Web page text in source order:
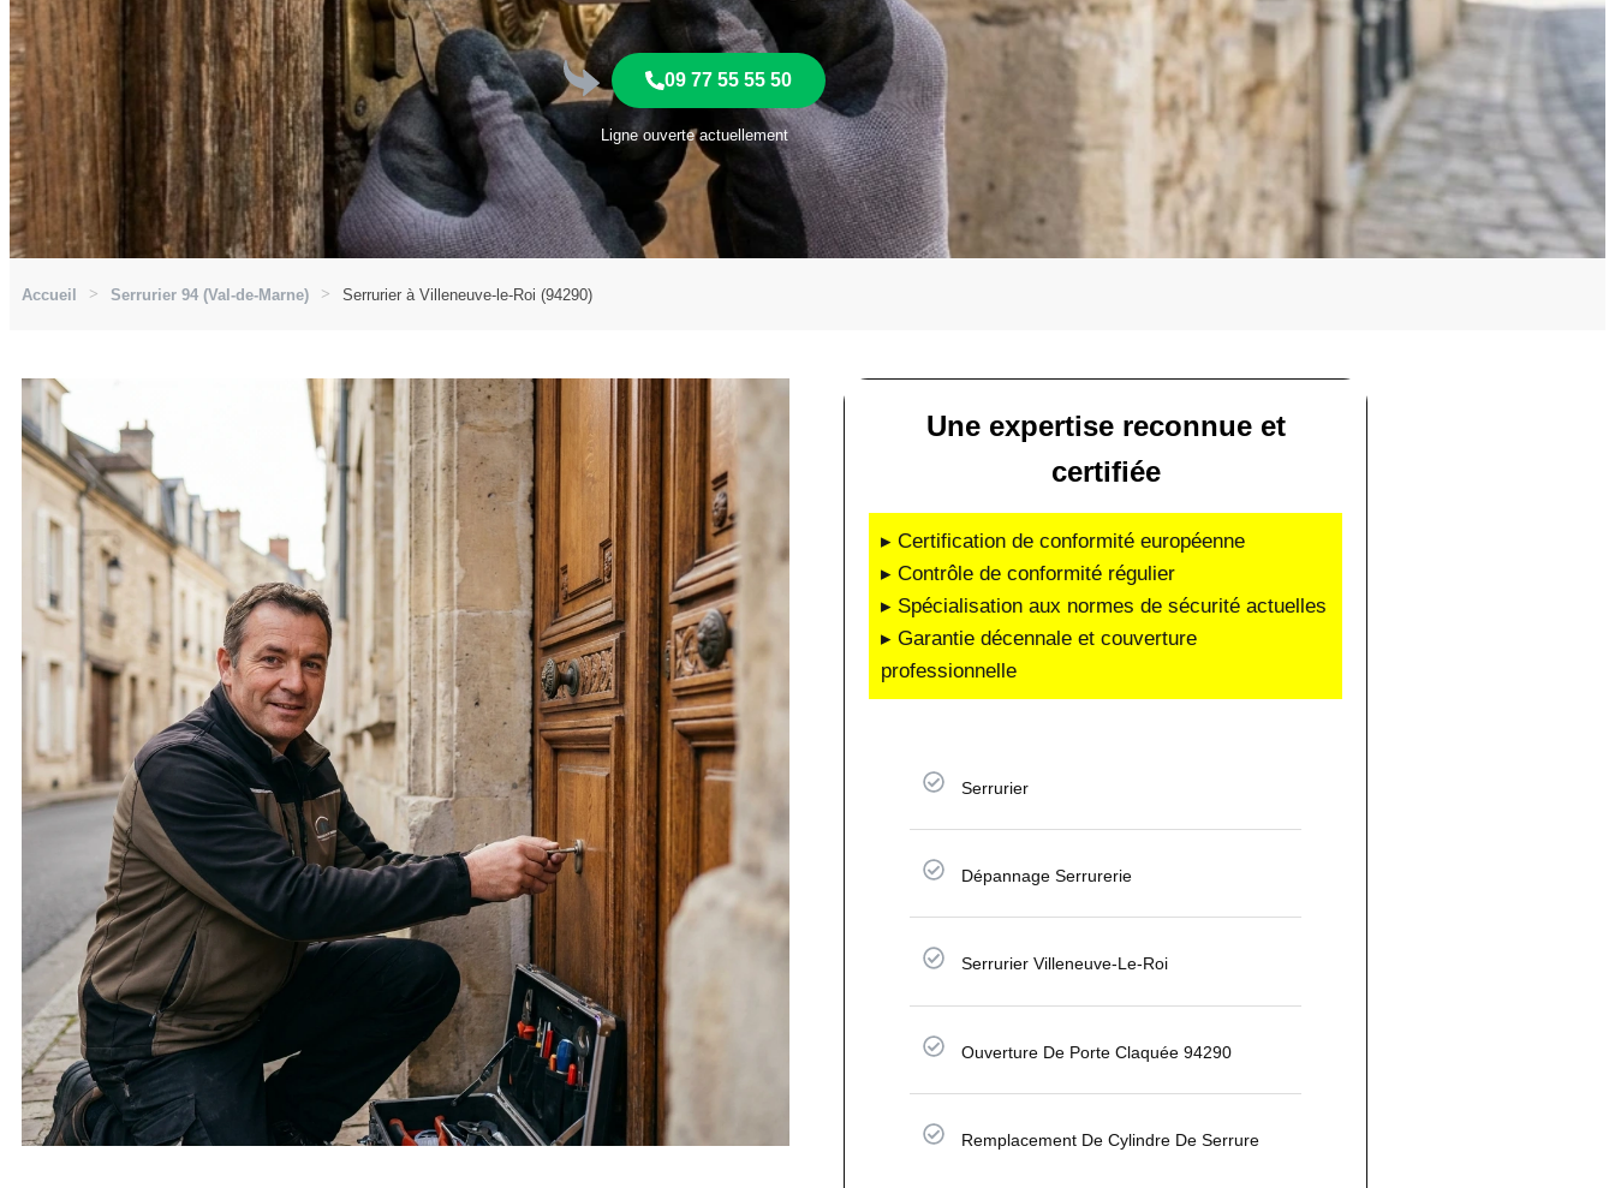
09 77 55 55 50
Ligne ouverte actuellement
Accueil Serrurier 94 (Val-de-Marne) Serrurier à Villeneuve-le-Roi (94290)
Une expertise reconnue et
certifiée
▸ Certification de conformité européenne
▸ Contrôle de conformité régulier
▸ Spécialisation aux normes de sécurité actuelles
▸ Garantie décennale et couverture
professionnelle
Serrurier
Dépannage Serrurerie
Serrurier Villeneuve-Le-Roi
Ouverture De Porte Claquée 94290
Remplacement De Cylindre De Serrure